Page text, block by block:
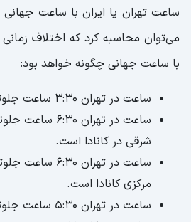
ساعت تهران یا ایران با ساعت
می‌توان محاسبه کرد که اختلاف زمانی
با ساعت جهانی چگونه خواهد بود:
ساعت در تهران 3:30 ساعت جلوتر از ساعت جهانی است.
ساعت در تهران
شرقی در کانادا است.
ساعت در تهران
مرکزی کانادا است.
ساعت در تهران